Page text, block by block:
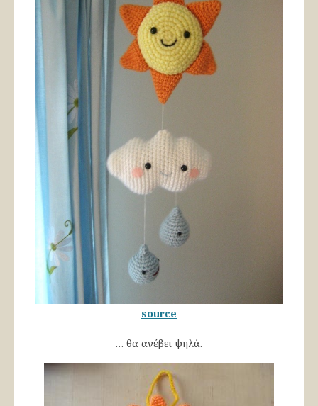
source
… θα ανέβει ψηλά.